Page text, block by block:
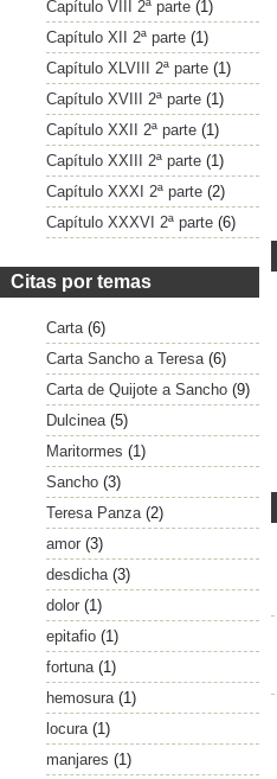
Capítulo VIII 2ª parte (1)
Capítulo XII 2ª parte (1)
Capítulo XLVIII 2ª parte (1)
Capítulo XVIII 2ª parte (1)
Capítulo XXII 2ª parte (1)
Capítulo XXIII 2ª parte (1)
Capítulo XXXI 2ª parte (2)
Capítulo XXXVI 2ª parte (6)
Citas por temas
Carta (6)
Carta Sancho a Teresa (6)
Carta de Quijote a Sancho (9)
Dulcinea (5)
Maritormes (1)
Sancho (3)
Teresa Panza (2)
amor (3)
desdicha (3)
dolor (1)
epitafio (1)
fortuna (1)
hemosura (1)
locura (1)
manjares (1)